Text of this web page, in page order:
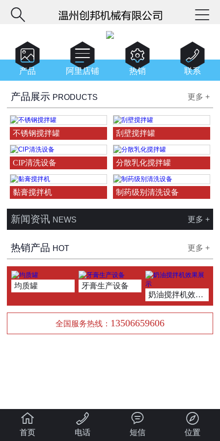



产品 
阿里店铺 
热销 
联系
产品展示 PRODUCTS 更多 +
不锈钢搅拌罐 刮壁搅拌罐
CIP清洗设备 分散乳化搅拌罐
黏膏搅拌机 制药级别清洗设备
新闻资讯 NEWS 更多 +
热销产品 HOT 更多 +
均质罐
牙膏生产设备
奶油搅拌机效果展示
全国服务热线： 13506659606

首页

电话

短信

位置